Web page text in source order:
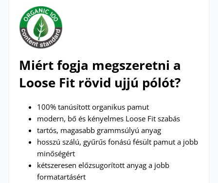
Miért fogja megszeretni a
Loose Fit rövid ujjú pólót?
100% tanúsított organikus pamut
modern, bő és kényelmes Loose Fit szabás
tartós, magasabb grammsúlyú anyag
hosszú szálú, gyűrűs fonású fésült pamut a jobb
minőségért
kétszeresen előzsugorított anyag a jobb
formatartásért